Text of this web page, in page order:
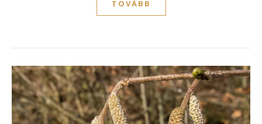
TOVÁBB